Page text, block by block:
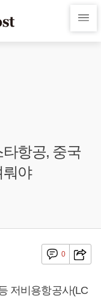
항공, 중국
뤄야
0
저비용항공사(LC